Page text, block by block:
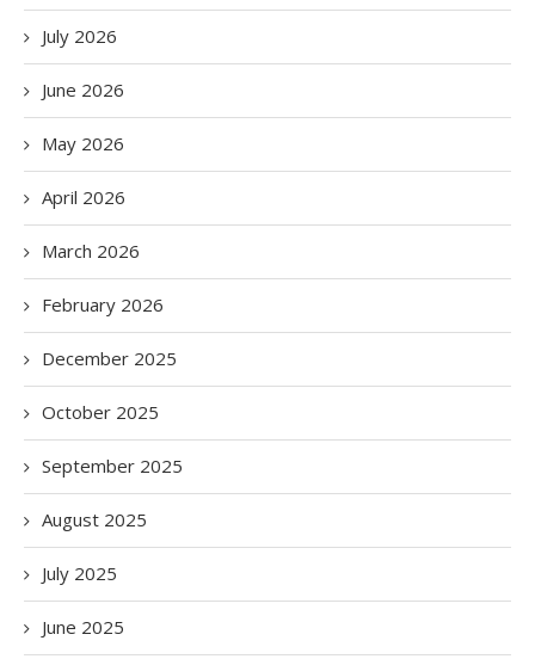
July 2026
June 2026
May 2026
April 2026
March 2026
February 2026
December 2025
October 2025
September 2025
August 2025
July 2025
June 2025